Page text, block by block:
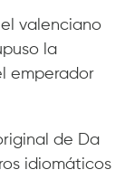
valenciano
la
emperador
de Da
idiomáticos